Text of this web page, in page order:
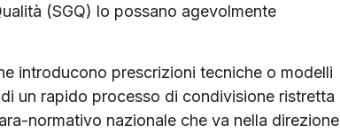
(SGQ) lo possano agevolmente
introducono prescrizioni tecniche o modelli
un rapido processo di condivisione ristretta
normativo nazionale che va nella direzione